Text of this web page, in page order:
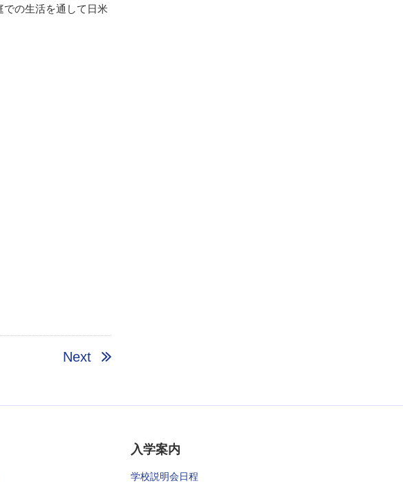
の生活を通して日米
Next
入学案内
学校説明会日程